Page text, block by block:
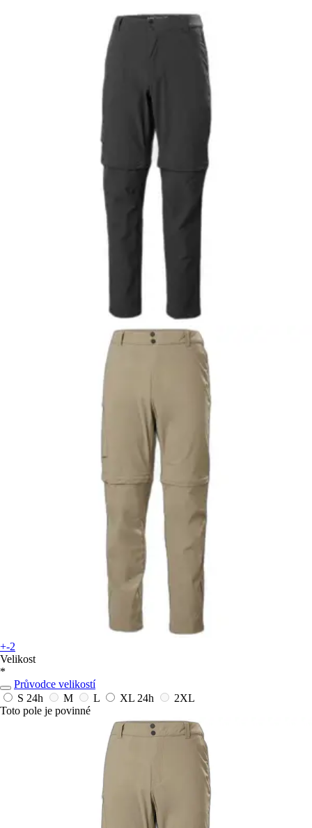
+-2
Velikost
*
Průvodce velikostí
S 24h M L XL 24h
2XL
Toto pole je povinné